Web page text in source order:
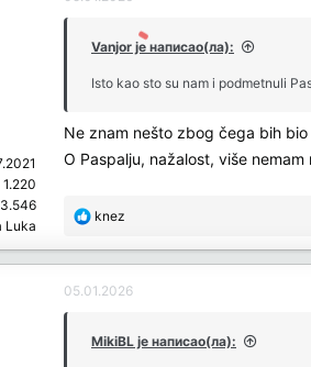
t
o
s
1.220
3.546
Luka
Vanjor је написао(ла):
Isto kao sto su nam i podmetnuli
Ne znam nešto zbog čega bih
O Paspalju, nažalost, više
R
t
o
knez
05.01.2026
MikiBL је написао(ла):